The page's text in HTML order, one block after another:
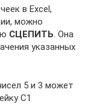
в Excel,
можно
СЦЕПИТЬ . Она
указанных
5 и 3 может
С1